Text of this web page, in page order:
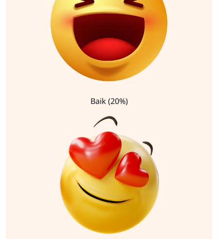
Baik (20%)